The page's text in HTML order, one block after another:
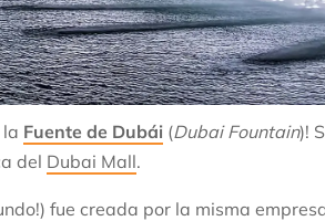
la Fuente de Dubái (Dubai Fountain)!
del Dubai Mall.
fue creada por la misma